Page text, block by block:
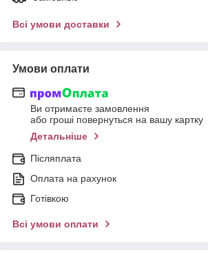
Всі умови доставки
Умови оплати
Ви отримаєте замовлення
або гроші повернуться на вашу картку
Детальніше
Післяплата
Оплата на рахунок
Готівкою
Всі умови оплати